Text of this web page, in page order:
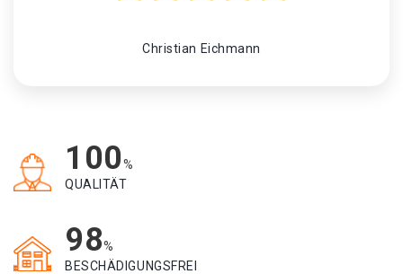
Christian Eichmann
100%
QUALITÄT
98%
BESCHÄDIGUNGSFREI